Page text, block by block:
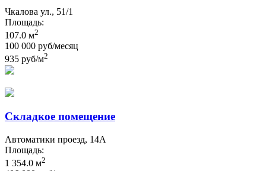
Чкалова ул., 51/1
Площадь:
107.0 м2
100 000 руб/месяц
935 руб/м2
Складкое помещение
Автоматики проезд, 14А
Площадь:
1 354.0 м2